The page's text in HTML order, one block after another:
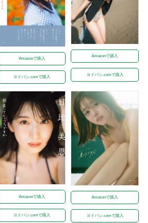
Amazonで購入
ヨドバシ.comで購入
Amazonで購入
ヨドバシ.comで購入
Amazonで購入
ヨドバシ.comで購入
Amazonで購入
ヨドバシ.comで購入